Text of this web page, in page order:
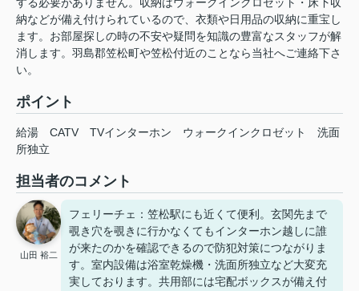
する必要がありません。収納はウォークインクロゼット・床下収
納などが備え付けられているので、衣類や日用品の収納に重宝し
ます。お部屋探しの時の不安や疑問を知識の豊富なスタッフが解
消します。羽島郡笠松町や笠松付近のことなら当社へご連絡下さ
い。
ポイント
給湯 CATV TVインターホン ウォークインクロゼット
洗面
所独立
担当者のコメント
山田 裕二
フェリーチェ：笠松駅にも近くて便利。玄関先まで
覗き穴を覗きに行かなくてもインターホン越しに誰
が来たのかを確認できるので防犯対策につながりま
す。室内設備は浴室乾燥機・洗面所独立など大変充
実しております。共用部には宅配ボックスが備え付